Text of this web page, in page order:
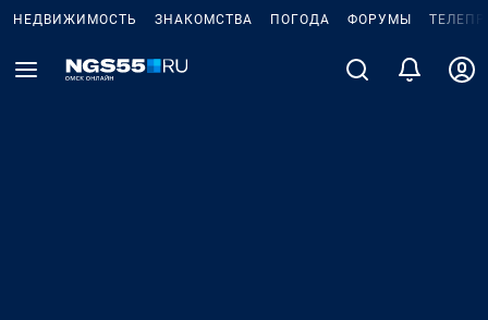
НЕДВИЖИМОСТЬ ЗНАКОМСТВА ПОГОДА ФОРУМЫ